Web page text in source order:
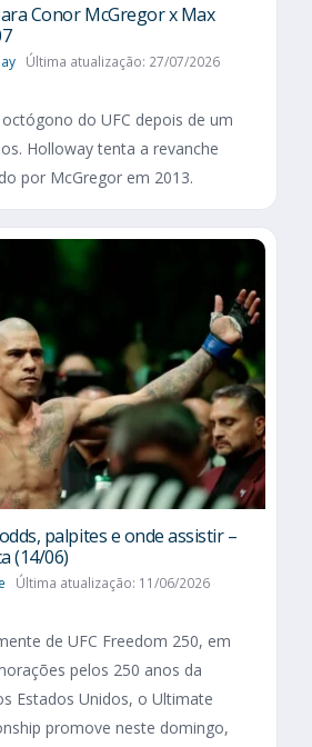
Conor McGregor x Max
Última atualização: 27/07/2026
do UFC depois de um
Holloway tenta a revanche
por McGregor em 2013.
palpites e onde assistir –
(14/06)
Última atualização: 11/06/2026
de UFC Freedom 250, em
pelos 250 anos da
Estados Unidos, o Ultimate
promove neste domingo,